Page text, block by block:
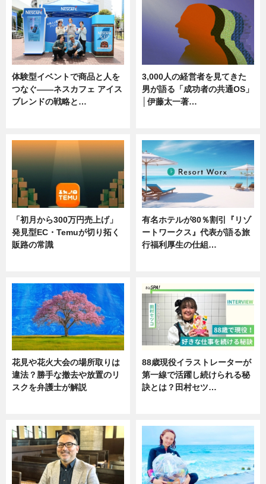
体験型イベントで商品と人を
つなぐ――ネスカフェ アイス
ブレンドの戦略と…
3,000人の経営者を見てきた
男が語る「成功者の共通OS」
│伊藤太一著…
「初月から300万円売上げ」
発見型EC・Temuが切り拓く
販路の常識
有名ホテルが80％割引『リゾ
ートワークス』代表が語る旅
行福利厚生の仕組…
花見や花火大会の場所取りは
違法？勝手な撤去や放置のリ
スクを弁護士が解説
88歳現役イラストレーターが
第一線で活躍し続けられる秘
訣とは？田村セツ…